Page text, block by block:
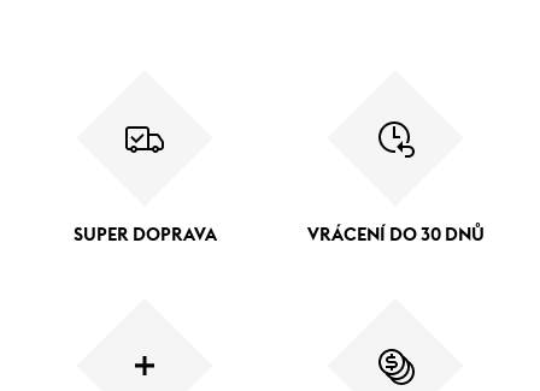
SUPER DOPRAVA VRÁCENÍ DO 30 DNŮ